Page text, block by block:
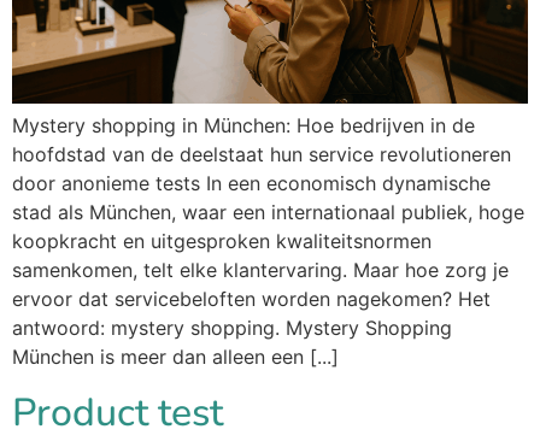
Mystery shopping in München: Hoe bedrijven in de
hoofdstad van de deelstaat hun service revolutioneren
door anonieme tests In een economisch dynamische
stad als München, waar een internationaal publiek, hoge
koopkracht en uitgesproken kwaliteitsnormen
samenkomen, telt elke klantervaring. Maar hoe zorg je
ervoor dat servicebeloften worden nagekomen? Het
antwoord: mystery shopping. Mystery Shopping
München is meer dan alleen een [...]
Product test